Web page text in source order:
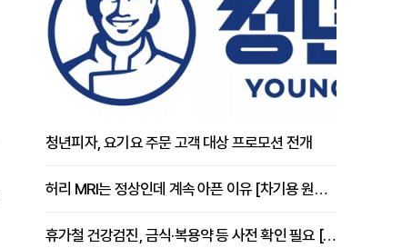
청년피자, 요기요 주문 고객 대상 프로모션 전개
허리 MRI는 정상인데 계속 아픈 이유 [차기용 원장 칼럼]
휴가철 건강검진, 금식·복용약 등 사전 확인 필요 [정도감 원장 칼럼]